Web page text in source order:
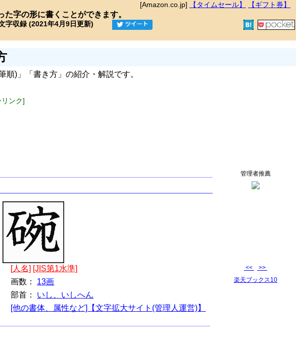
[Amazon.co.jp] 【タイムセール】 【ギフト券】
字の形に書くことができます。
字収録 (2021年4月9日更新)
順)」「書き方」の紹介・解説です。
ンク]
[人名] [JIS第1水準]
画数： 13画
部首： いし、いしへん
[他の書体、属性など]【文字拡大サイト(管理人運営)】
管理者推薦
<<
>>
楽天ブックス10